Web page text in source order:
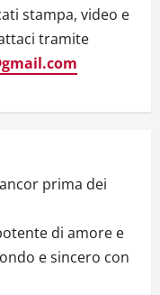
stampa, video e
tramite
prima dei
di amore e
e sincero con